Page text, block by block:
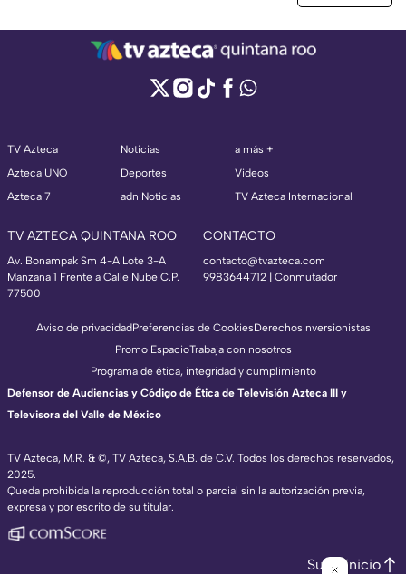
TV Azteca
Azteca UNO
Azteca 7
Noticias
Deportes
adn Noticias
a más +
Videos
TV Azteca Internacional
TV AZTECA QUINTANA ROO
Av. Bonampak Sm 4-A Lote 3-A
Manzana 1 Frente a Calle Nube C.P.
77500
CONTACTO
contacto@tvazteca.com
9983644712 | Conmutador
TV Azteca, M.R. & ©, TV Azteca, S.A.B. de C.V. Todos los derechos reservados,
2025.
Queda prohibida la reproducción total o parcial sin la autorización previa,
expresa y por escrito de su titular.
Aviso de privacidadPreferencias de CookiesDerechosInversionistas
Promo EspacioTrabaja con nosotros
Programa de ética, integridad y cumplimiento
Defensor de Audiencias y Código de Ética de Televisión Azteca III y
Televisora del Valle de México
Subir inicio